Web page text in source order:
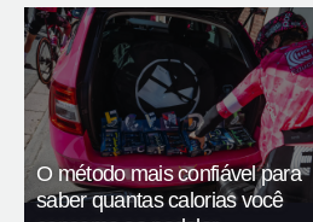
O método mais confiável para
saber quantas calorias você